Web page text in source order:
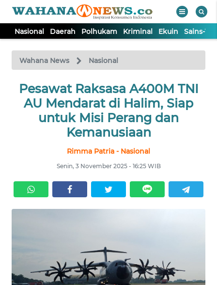
Nasional Daerah Polhukam Kriminal Ekuin Sains-
Wahana News Nasional
Pesawat Raksasa A400M TNI
AU Mendarat di Halim, Siap
untuk Misi Perang dan
Kemanusiaan
Rimma Patria - Nasional
Senin, 3 November 2025 - 16:25 WIB
TV
Tutup
NASIONAL
DAERAH
EKUIN
INTERNASIONAL